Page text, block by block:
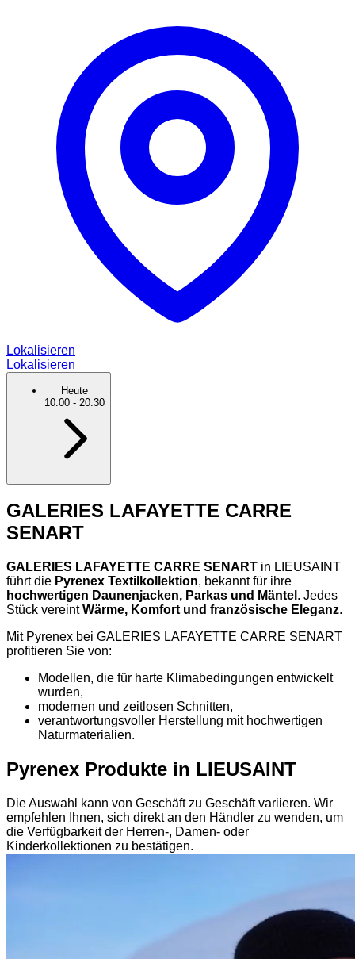
Lokalisieren
Lokalisieren
Heute
10:00 - 20:30
GALERIES LAFAYETTE CARRE
SENART
GALERIES LAFAYETTE CARRE SENART in LIEUSAINT
führt die Pyrenex Textilkollektion, bekannt für ihre
hochwertigen Daunenjacken, Parkas und Mäntel . Jedes
Stück vereintWärme, Komfort und französische Eleganz.
Mit Pyrenex bei GALERIES LAFAYETTE CARRE SENART
profitieren Sie von:
Modellen, die für harte Klimabedingungen entwickelt
wurden,
modernen und zeitlosen Schnitten,
verantwortungsvoller Herstellung mit hochwertigen
Naturmaterialien.
Pyrenex Produkte in LIEUSAINT
Die Auswahl kann von Geschäft zu Geschäft variieren. Wir
empfehlen Ihnen, sich direkt an den Händler zu wenden, um
die Verfügbarkeit der Herren-, Damen- oder
Kinderkollektionen zu bestätigen.